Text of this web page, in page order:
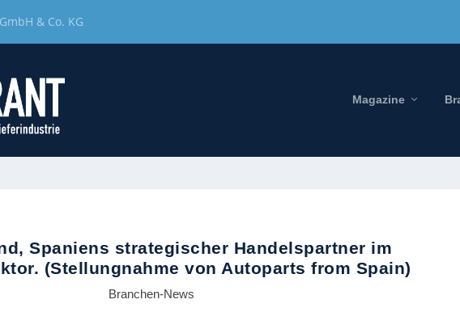
& Co. KG
Magazine
Spaniens strategischer Handelspartner im
(Stellungnahme von Autoparts from Spain)
Branchen-News